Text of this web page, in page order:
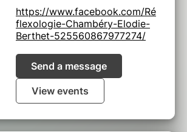
https://www.facebook.com/Ré
flexologie-Chambéry-Elodie-
Berthet-525560867977274/
Send a message
View events